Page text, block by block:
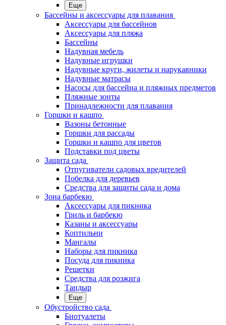
Еще
Бассейны и аксессуары для плавания
Аксессуары для бассейнов
Аксессуары для пляжа
Бассейны
Надувная мебель
Надувные игрушки
Надувные круги, жилеты и нарукавники
Надувные матрасы
Насосы для бассейна и пляжных предметов
Пляжные зонты
Принадлежности для плавания
Горшки и кашпо
Вазоны бетонные
Горшки для рассады
Горшки и кашпо для цветов
Подставки под цветы
Защита сада
Отпугиватели садовых вредителей
Побелка для деревьев
Средства для защиты сада и дома
Зона барбекю
Аксессуары для пикника
Гриль и барбекю
Казаны и аксессуары
Коптильни
Мангалы
Наборы для пикника
Посуда для пикника
Решетки
Средства для розжига
Тандыр
Еще
Обустройство сада
Биотуалеты